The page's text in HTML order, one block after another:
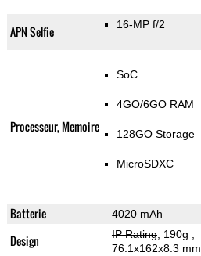
APN Selfie 16-MP f/2
Processeur, Memoire
SoC
4GO/6GO RAM
128GO Storage
MicroSDXC
Batterie 4020 mAh
Design IP Rating, 190g
76.1x162x8.3 mm